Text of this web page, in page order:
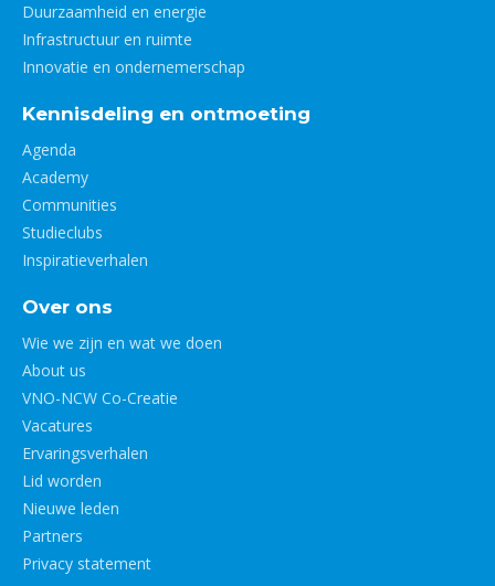
Duurzaamheid en energie
Infrastructuur en ruimte
Innovatie en ondernemerschap
Kennisdeling en ontmoeting
Agenda
Academy
Communities
Studieclubs
Inspiratieverhalen
Over ons
Wie we zijn en wat we doen
About us
VNO-NCW Co-Creatie
Vacatures
Ervaringsverhalen
Lid worden
Nieuwe leden
Partners
Privacy statement